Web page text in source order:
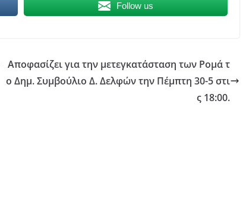
Follow us
Αποφασίζει για την μετεγκατάσταση των Ρομά τ
ο Δημ. Συμβούλιο Δ. Δελφών την Πέμπτη 30-5 στι
ς 18:00.